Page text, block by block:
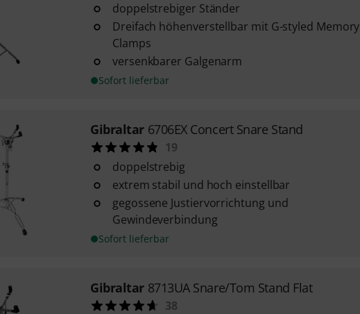
doppelstrebiger Ständer
Dreifach höhenverstellbar mit G-styled Memory
Clamps
versenkbarer Galgenarm
Sofort lieferbar
Gibraltar 6706EX Concert Snare Stand
19
doppelstrebig
extrem stabil und hoch einstellbar
gegossene Justiervorrichtung und
Gewindeverbindung
Sofort lieferbar
Gibraltar 8713UA Snare/Tom Stand Flat
38